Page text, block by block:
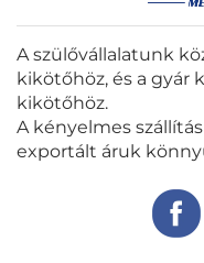
A szülővállalatunk
kikötőhöz, és a gyár
kikötőhöz.
A kényelmes
exportált áruk